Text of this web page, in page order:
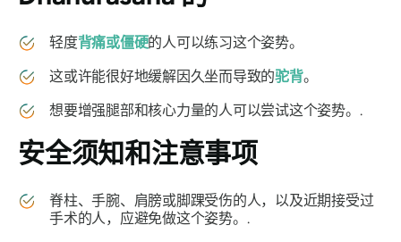
轻度背痛或僵硬的人可以练习这个姿势。
这或许能很好地缓解因久坐而导致的驼背。
想要增强腿部和核心力量的人可以尝试这个姿势。.
安全须知和注意事项
脊柱、手腕、肩膀或脚踝受伤的人，以及近期接受过
手术的人，应避免做这个姿势。.